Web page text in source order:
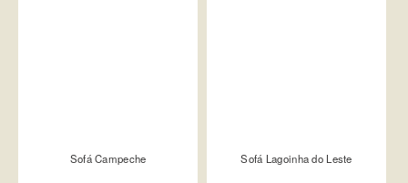
Sofá Campeche Sofá Lagoinha do Leste